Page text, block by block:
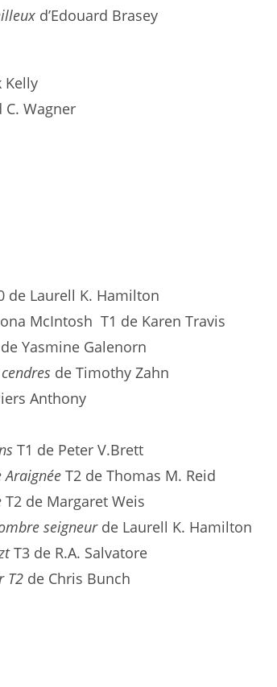
d’Edouard Brasey
Kelly
C. Wagner
de Laurell K. Hamilton
McIntosh T1 de Karen Travis
Yasmine Galenorn
de Timothy Zahn
Anthony
T1 de Peter V.Brett
Araignée T2 de Thomas M. Reid
T2 de Margaret Weis
seigneur de Laurell K. Hamilton
T3 de R.A. Salvatore
T2 de Chris Bunch